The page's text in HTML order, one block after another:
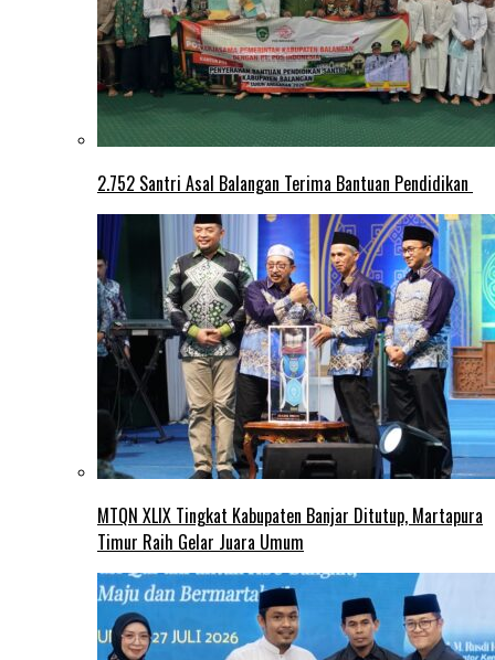
2.752 Santri Asal Balangan Terima Bantuan Pendidikan
MTQN XLIX Tingkat Kabupaten Banjar Ditutup, Martapura
Timur Raih Gelar Juara Umum